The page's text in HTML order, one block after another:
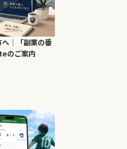
｜「副業の番
のご案内